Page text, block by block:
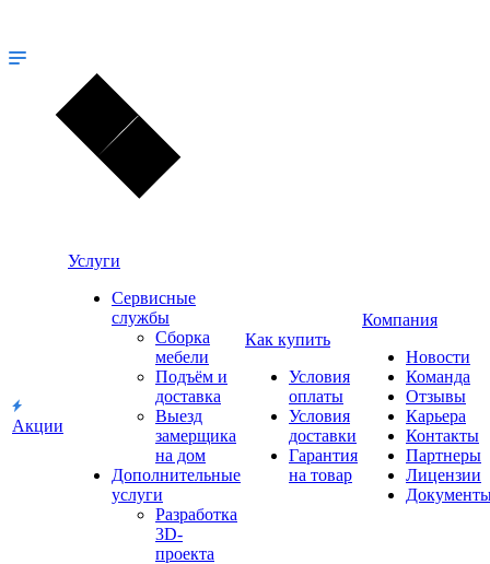
Акции
Услуги
Сервисные
службы
Сборка
мебели
Подъём и
доставка
Выезд
замерщика
на дом
Дополнительные
услуги
Разработка
3D-
проекта
Как купить
Условия
оплаты
Условия
доставки
Гарантия
на товар
Компания
Новости
Команда
Отзывы
Карьера
Контакты
Партнеры
Лицензии